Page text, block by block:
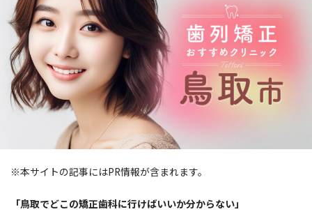
※本サイトの記事にはPR情報が含まれます。
「鳥取でどこの矯正歯科に行けばいいか分からない」